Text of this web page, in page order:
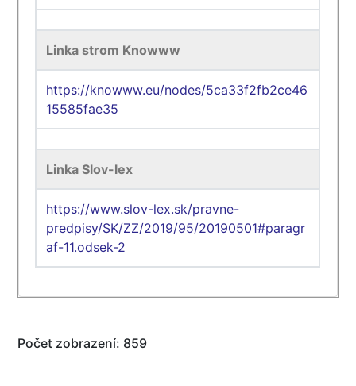
Linka strom Knowww
https://knowww.eu/nodes/5ca33f2fb2ce46
15585fae35
Linka Slov-lex
https://www.slov-lex.sk/pravne-
predpisy/SK/ZZ/2019/95/20190501#paragr
af-11.odsek-2
Počet zobrazení: 859